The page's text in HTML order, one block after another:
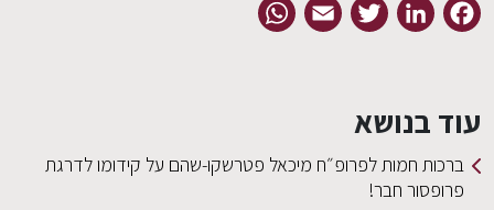
Facebook
LinkedIn
Twitter
Email
עוד בנושא
ברכות חמות לפרופ״ח מיכאל פטרשקו-שהם על קידומו לדרגת
פרופסור חבר!